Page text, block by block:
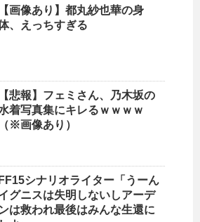
【画像あり】都丸紗也華の身
、えっちすぎる
【悲報】フェミさん、乃木坂の
着写真集にキレるｗｗｗｗ
（※画像あり）
FF15シナリオライター「うーん
グニスは失明しないしアーデ
ンは救われ最後はみんな生還に